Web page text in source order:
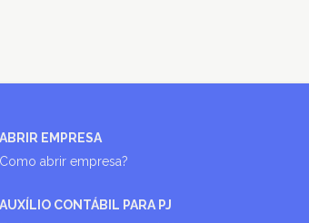
ABRIR EMPRESA
Como abrir empresa?
AUXÍLIO CONTÁBIL PARA PJ